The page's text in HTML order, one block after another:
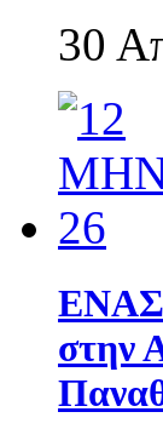
30
ΕΝΑΣ
στην